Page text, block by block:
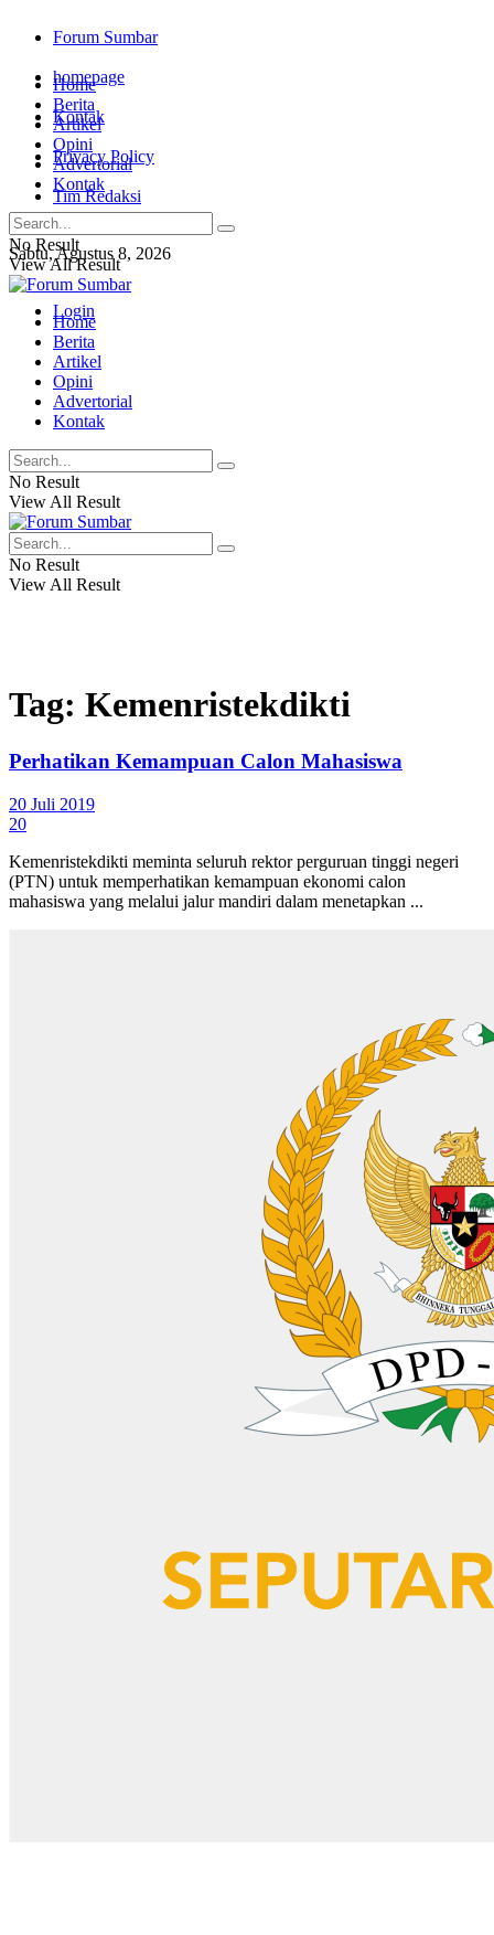
Forum Sumbar
homepage
Kontak
Privacy Policy
Tim Redaksi
Sabtu, Agustus 8, 2026
Login
Home
Berita
Artikel
Opini
Advertorial
Kontak
No Result
View All Result
Home
Berita
Artikel
Opini
Advertorial
Kontak
No Result
View All Result
No Result
View All Result
Tag: Kemenristekdikti
Perhatikan Kemampuan Calon Mahasiswa
20 Juli 2019
20
Kemenristekdikti meminta seluruh rektor perguruan tinggi negeri
(PTN) untuk memperhatikan kemampuan ekonomi calon
mahasiswa yang melalui jalur mandiri dalam menetapkan ...